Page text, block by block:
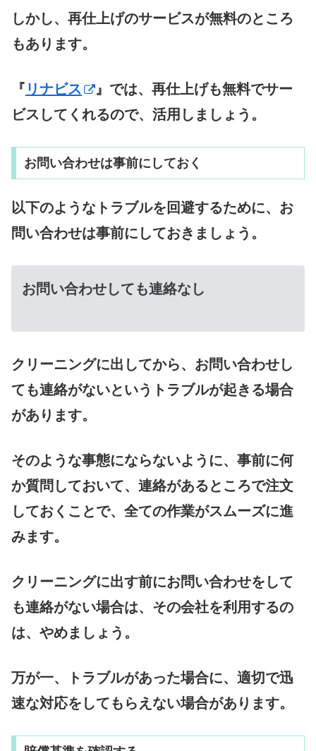
しかし、再仕上げのサービスが無料のところ
もあります。
『 リナビス
』では、再仕上げも無料でサー
ビスしてくれるので、活用しましょう。
お問い合わせは事前にしておく
以下のようなトラブルを回避するために、お
問い合わせは事前にしておきましょう。
お問い合わせしても連絡なし
クリーニングに出してから、お問い合わせし
ても連絡がないというトラブルが起きる場合
があります。
そのような事態にならないように、事前に何
か質問しておいて、連絡があるところで注文
しておくことで、全ての作業がスムーズに進
みます。
クリーニングに出す前にお問い合わせをして
も連絡がない場合は、その会社を利用するの
は、やめましょう。
万が一、トラブルがあった場合に、適切で迅
速な対応をしてもらえない場合があります。